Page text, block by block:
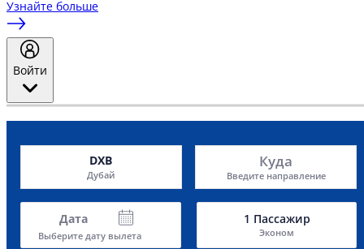
Узнайте больше
Войти
DXB
Дубай
Куда
Введите направление
Дата
Выберите дату вылета
1 Пассажир
Эконом